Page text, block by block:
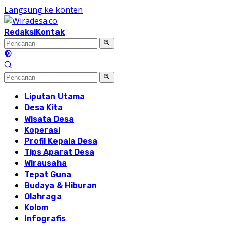
Langsung ke konten
RedaksiKontak
Liputan Utama
Desa Kita
Wisata Desa
Koperasi
Profil Kepala Desa
Tips Aparat Desa
Wirausaha
Tepat Guna
Budaya & Hiburan
Olahraga
Kolom
Infografis